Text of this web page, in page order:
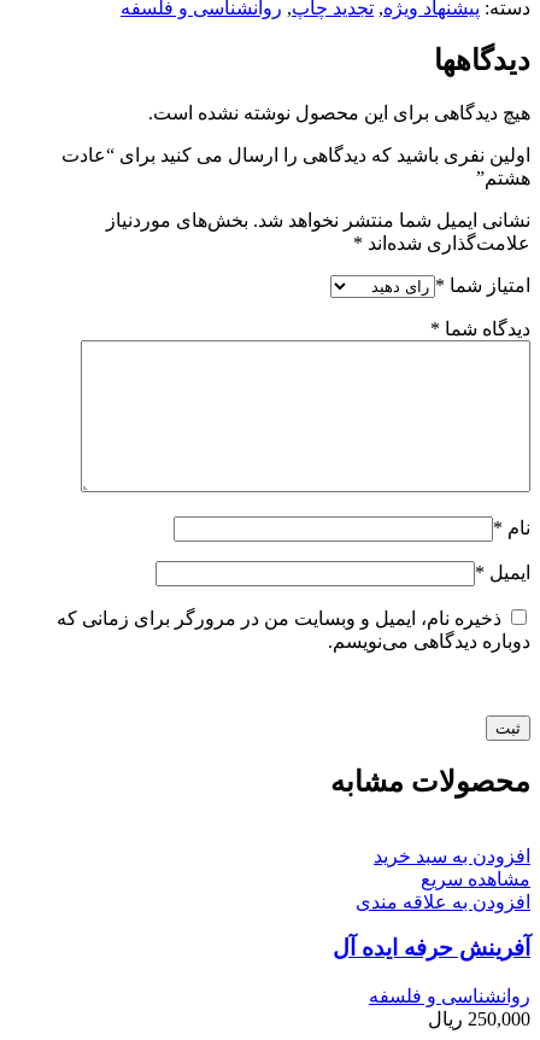
دسته: پیشنهاد ویژه, تجدید چاپ, روانشناسی و فلسفه
دیدگاهها
هیچ دیدگاهی برای این محصول نوشته نشده است.
اولین نفری باشید که دیدگاهی را ارسال می کنید برای “عادت
هشتم”
نشانی ایمیل شما منتشر نخواهد شد. بخش‌های موردنیاز
علامت‌گذاری شده‌اند *
امتیاز شما *
دیدگاه شما *
نام *
ایمیل *
ذخیره نام، ایمیل و وبسایت من در مرورگر برای زمانی که
دوباره دیدگاهی می‌نویسم.
محصولات مشابه
افزودن به سبد خرید
مشاهده سریع
افزودن به علاقه مندی
آفرینش حرفه ایده ­آل
روانشناسی و فلسفه
250,000 ریال